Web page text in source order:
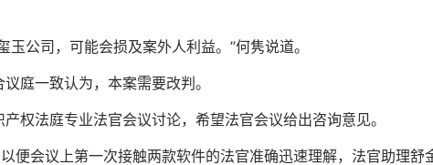
公司，可能会损及案外人利益。”何隽说道。
庭一致认为，本案需要改判。
权法庭专业法官会议讨论，希望法官会议给出咨询意见。
便会议上第一次接触两款软件的法官准确迅速理解，法官助理舒